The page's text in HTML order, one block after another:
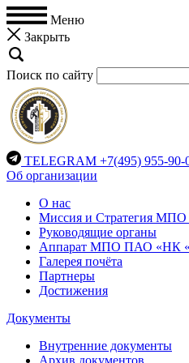
Меню
Закрыть
Поиск по сайту
TELEGRAM +7(495) 955-90-
Об организации
О нас
Миссия и Стратегия
Руководящие органы
Аппарат МПО ПАО «НК
Галерея почёта
Партнеры
Достижения
Документы
Внутренние документы
Архив документов